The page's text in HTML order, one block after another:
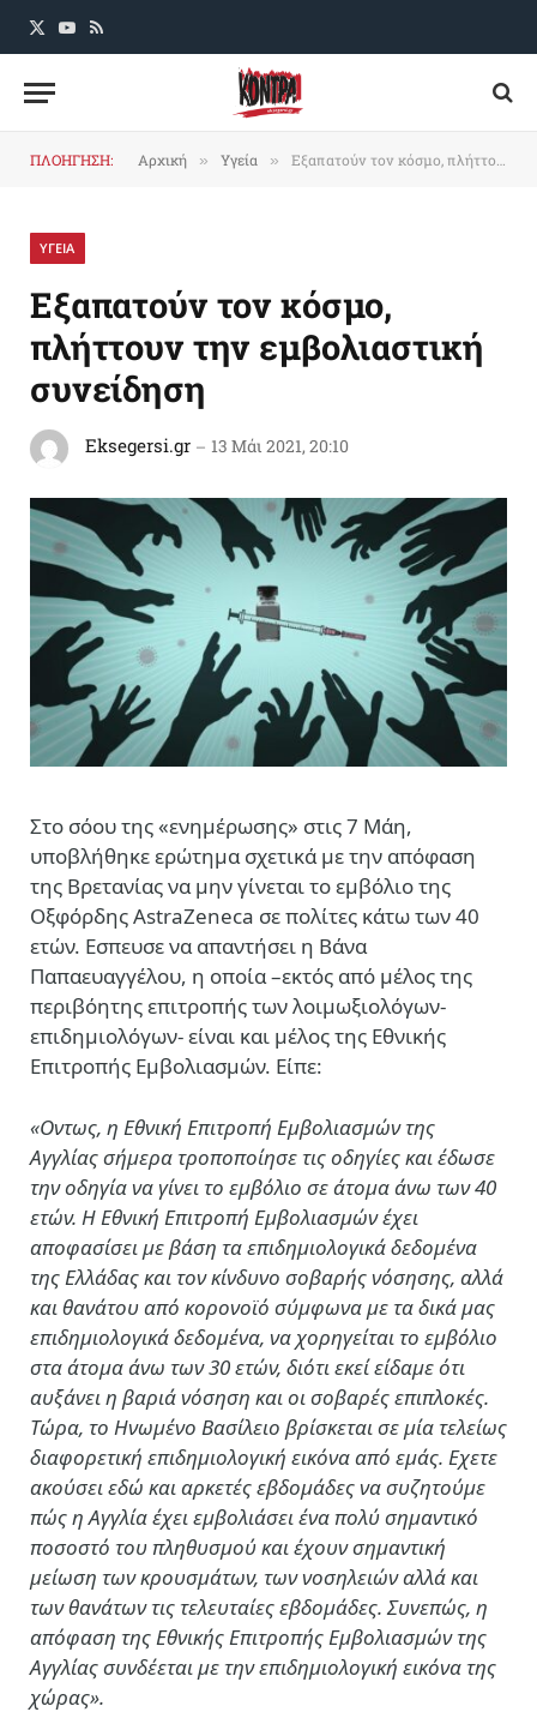
X
YouTube
RSS
ΠΛΟΗΓΗΣΗ: Αρχική » Υγεία » Εξαπατούν τον κόσμο, πλήττουν την εμβολιαστική συνείδηση
ΥΓΕΙΑ
Εξαπατούν τον κόσμο,
πλήττουν την εμβολιαστική
συνείδηση
Eksegersi.gr 13 Μάι 2021, 20:10
Στο σόου της «ενημέρωσης» στις 7 Μάη,
υποβλήθηκε ερώτημα σχετικά με την απόφαση
της Βρετανίας να μην γίνεται το εμβόλιο της
Οξφόρδης AstraZeneca σε πολίτες κάτω των 40
ετών. Εσπευσε να απαντήσει η Βάνα
Παπαευαγγέλου, η οποία –εκτός από μέλος της
περιβόητης επιτροπής των λοιμωξιολόγων-
επιδημιολόγων- είναι και μέλος της Εθνικής
Επιτροπής Εμβολιασμών. Είπε:
«Οντως, η Εθνική Επιτροπή Εμβολιασμών της
Αγγλίας σήμερα τροποποίησε τις οδηγίες και έδωσε
την οδηγία να γίνει το εμβόλιο σε άτομα άνω των 40
ετών. Η Εθνική Επιτροπή Εμβολιασμών έχει
αποφασίσει με βάση τα επιδημιολογικά δεδομένα
της Ελλάδας και τον κίνδυνο σοβαρής νόσησης, αλλά
και θανάτου από κορονοϊό σύμφωνα με τα δικά μας
επιδημιολογικά δεδομένα, να χορηγείται το εμβόλιο
στα άτομα άνω των 30 ετών, διότι εκεί είδαμε ότι
αυξάνει η βαριά νόσηση και οι σοβαρές επιπλοκές.
Τώρα, το Ηνωμένο Βασίλειο βρίσκεται σε μία τελείως
διαφορετική επιδημιολογική εικόνα από εμάς. Εχετε
ακούσει εδώ και αρκετές εβδομάδες να συζητούμε
πώς η Αγγλία έχει εμβολιάσει ένα πολύ σημαντικό
ποσοστό του πληθυσμού και έχουν σημαντική
μείωση των κρουσμάτων, των νοσηλειών αλλά και
των θανάτων τις τελευταίες εβδομάδες. Συνεπώς, η
απόφαση της Εθνικής Επιτροπής Εμβολιασμών της
Αγγλίας συνδέεται με την επιδημιολογική εικόνα της
χώρας».